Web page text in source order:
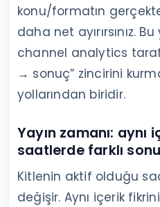
konu/formatın
daha net ayırırsınız.
channel analytics
→ sonuç” zincirini
yollarından biridir.
Yayın zamanı: aynı
saatlerde farklı
Kitlenin aktif olduğu
değişir. Aynı içerik